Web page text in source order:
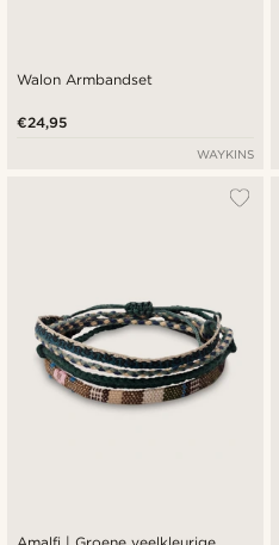
Walon Armbandset
€24,95
WAYKINS